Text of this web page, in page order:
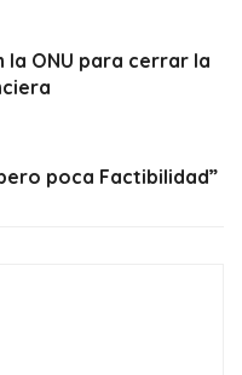
la ONU para cerrar la
poca Factibilidad”